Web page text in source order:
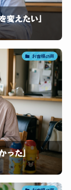
えたい」
お客様の声
った」